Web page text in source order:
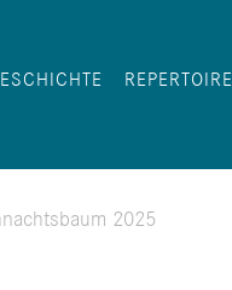
REPERTOIRE
2025